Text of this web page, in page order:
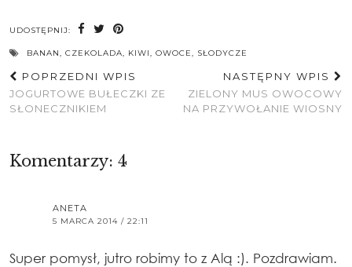
UDOSTĘPNIJ:
BANAN CZEKOLADA KIWI OWOCE SŁODYCZE
POPRZEDNI WPIS
JOGURTOWE BUŁECZKI ZE
SŁONECZNIKIEM
NASTĘPNY WPIS
ZIELONY MUS OWOCOWY
NA PRZYWOŁANIE WIOSNY
Komentarzy: 4
ANETA
5 MARCA 2014 / 22:11
Super pomysł, jutro robimy to z Alą :). Pozdrawiam.